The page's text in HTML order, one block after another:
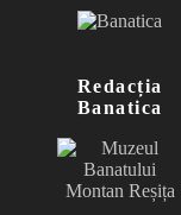
Redacția
Banatica